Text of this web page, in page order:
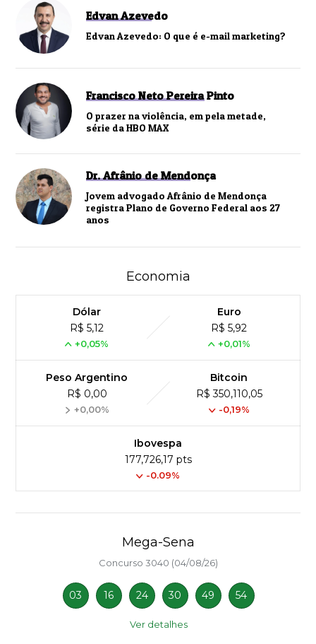
Edvan Azevedo
Edvan Azevedo: O que é e-mail marketing?
Francisco Neto Pereira Pinto
O prazer na violência, em pela metade,
série da HBO MAX
Dr. Afrânio de Mendonça
Jovem advogado Afrânio de Mendonça
registra Plano de Governo Federal aos 27
anos
Economia
Dólar
R$ 5,12
+0,05%
Euro
R$ 5,92
+0,01%
Peso Argentino
R$ 0,00
+0,00%
Bitcoin
R$ 350,110,05
-0,19%
Ibovespa
177,726,17 pts
-0.09%
Mega-Sena
Concurso 3040 (04/08/26)
03 16 24 30 49 54
Ver detalhes